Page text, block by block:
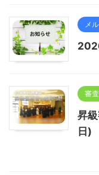
メ
審
昇
日)